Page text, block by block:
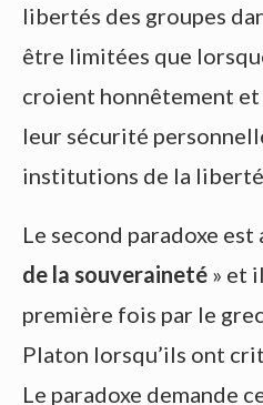
libertés des groupes
être limitées que
croient honnêtement
leur sécurité
institutions de la liberté
Le second paradoxe est
de la souveraineté » et
première fois par le
Platon lorsqu’ils ont
Le paradoxe demande